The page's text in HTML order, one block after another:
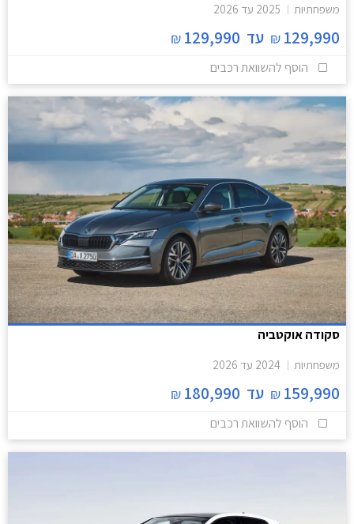
משפחתיות 2025 עד 2026
129,990
₪ עד 129,990
₪
הוסף להשוואת רכבים
סקודה אוקטביה
משפחתיות 2024 עד 2026
159,990
₪ עד 180,990
₪
הוסף להשוואת רכבים